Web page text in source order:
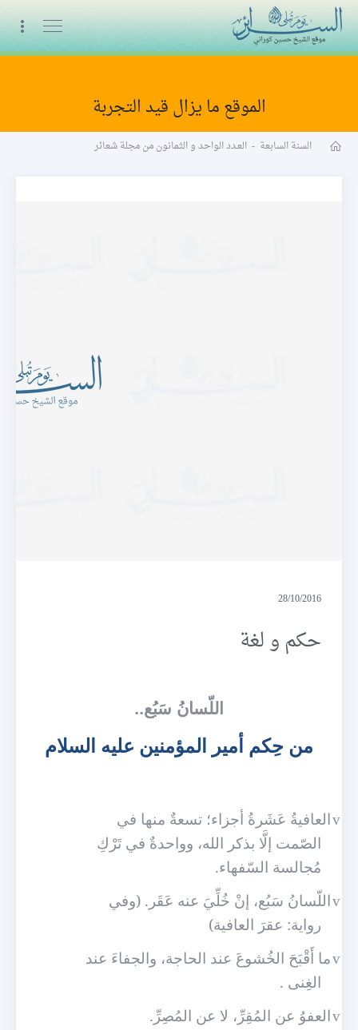
البث المباشر
الموقع ما يزال قيد التجربة
السنة السابعة - العـدد الواحد و الثمانون من مجلة شعائر
28/10/2016
حكم و لغة
اللّسانُ سَبُع..
من حِكم أمير المؤمنين عليه السلام
vالعافيةُ عَشَرةُ أجزاء؛ تسعةٌ منها في
الصّمت إلَّا بذكر الله، وواحدةٌ في تَرْكِ
مُجالسة السّفهاء.
vاللّسانُ سَبُع، إنْ خُلِّيَ عنه عَقَر. (وفي
رواية: عقرَ العافية)
vما أَقْبَحَ الخُشوعَ عند الحاجة، والجفاءَ عند
الغِنى .
vالعفوُ عن المُقِرِّ، لا عن المُصِرِّ.